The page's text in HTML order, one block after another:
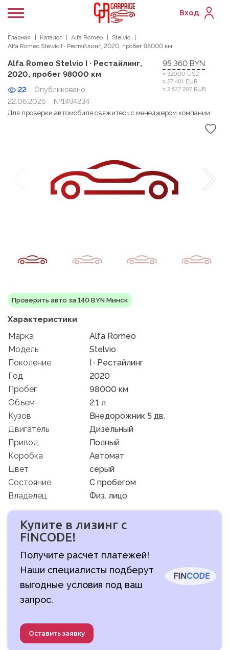
Вход
Главная Каталог Alfa Romeo
Stelvio
Alfa Romeo Stelvio I · Рестайлинг, 2020, пробег 98000 км
Alfa Romeo Stelvio I · Рестайлинг,
2020, пробег 98000 км
22
Опубликовано
22.06.2026
№1494234
95 360 BYN
≈ 32000 USD
≈ 27 481 EUR
≈ 2 577 297 RUB
Для проверки автомобиля свяжитесь с менеджером компании
Проверить авто за 140 BYN Минск
Характеристики
Марка
Alfa Romeo
Модель
Stelvio
Поколение
I · Рестайлинг
Год
2020
Пробег
98000 км
Объем
2.1 л
Кузов
Внедорожник 5 дв.
Двигатель
Дизельный
Привод
Полный
Коробка
Автомат
Цвет
серый
Состояние
C пробегом
Владелец
Физ. лицо
Купите в лизинг с
FINCODE!
Получите расчет платежей!
Наши специалисты подберут
выгодные условия под ваш
запрос.
Оставить заявку